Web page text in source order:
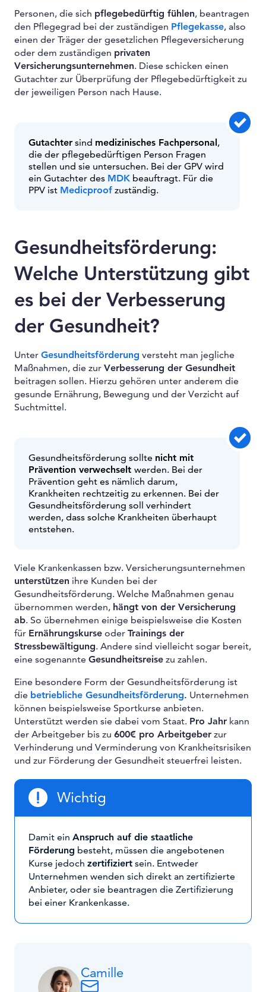
Personen, die sich pflegebedürftig fühlen, beantragen
den Pflegegrad bei der zuständigen Pflegekasse, also
einen der Träger der gesetzlichen Pflegeversicherung
oder dem zuständigen privaten
Versicherungsunternehmen. Diese schicken einen
Gutachter zur Überprüfung der Pflegebedürftigkeit zu
der jeweiligen Person nach Hause.
Gutachter sind medizinisches Fachpersonal,
die der pflegebedürftigen Person Fragen
stellen und sie untersuchen. Bei der GPV wird
ein Gutachter des MDK beauftragt. Für die
PPV ist Medicproof zuständig.
Gesundheitsförderung:
Welche Unterstützung gibt
es bei der Verbesserung
der Gesundheit?
Unter Gesundheitsförderung versteht man jegliche
Maßnahmen, die zur Verbesserung der Gesundheit
beitragen sollen. Hierzu gehören unter anderem die
gesunde Ernährung, Bewegung und der Verzicht auf
Suchtmittel.
Gesundheitsförderung sollte nicht mit
Prävention verwechselt werden. Bei der
Prävention geht es nämlich darum,
Krankheiten rechtzeitig zu erkennen. Bei der
Gesundheitsförderung soll verhindert
werden, dass solche Krankheiten überhaupt
entstehen.
Viele Krankenkassen bzw. Versicherungsunternehmen
unterstützen ihre Kunden bei der
Gesundheitsförderung. Welche Maßnahmen genau
übernommen werden, hängt von der Versicherung
ab. So übernehmen einige beispielsweise die Kosten
für Ernährungskurse oder Trainings der
Stressbewältigung. Andere sind vielleicht sogar bereit,
eine sogenannte Gesundheitsreise zu zahlen.
Eine besondere Form der Gesundheitsförderung ist
die betriebliche Gesundheitsförderung. Unternehmen
können beispielsweise Sportkurse anbieten.
Unterstützt werden sie dabei vom Staat. Pro Jahr kann
der Arbeitgeber bis zu 600€ pro Arbeitgeber zur
Verhinderung und Verminderung von Krankheitsrisiken
und zur Förderung der Gesundheit steuerfrei leisten.
Wichtig
Damit ein Anspruch auf die staatliche
Förderung besteht, müssen die angebotenen
Kurse jedoch zertifiziert sein. Entweder
Unternehmen wenden sich direkt an zertifizierte
Anbieter, oder sie beantragen die Zertifizierung
bei einer Krankenkasse.
Camille